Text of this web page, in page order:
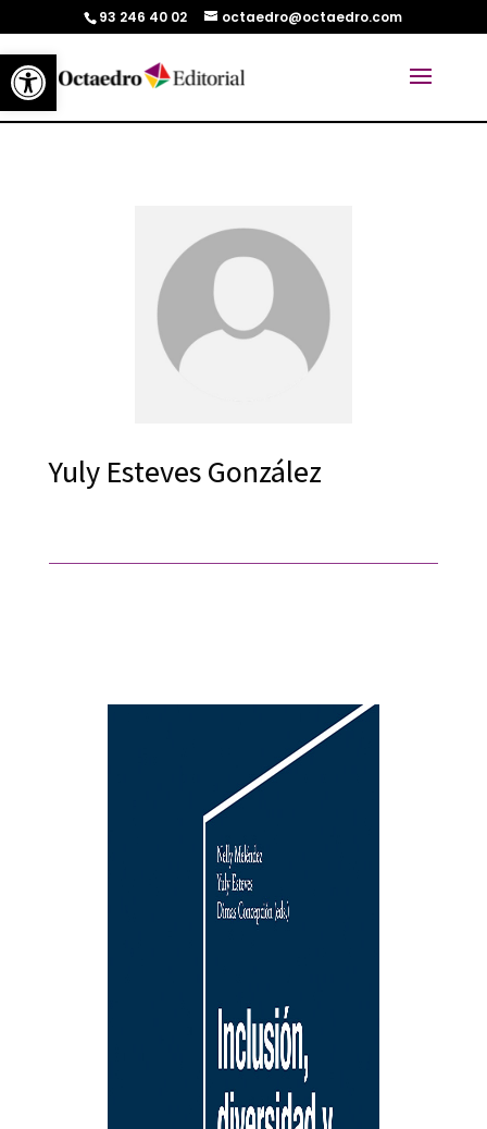
Abrir barra de herramientas
93 246 40 02 octaedro@octaedro.com
Yuly Esteves González